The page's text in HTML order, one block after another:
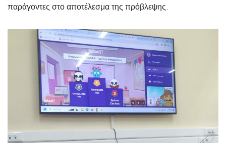
παράγοντες στο αποτέλεσμα της πρόβλεψης.